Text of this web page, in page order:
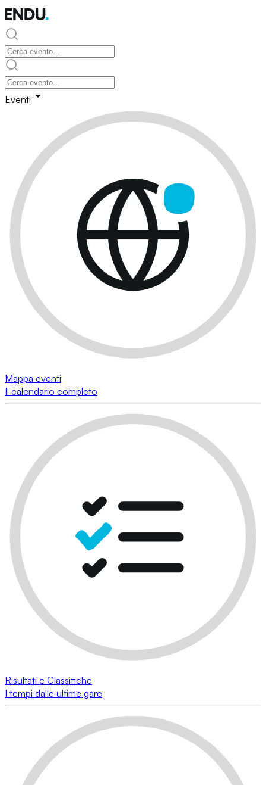
Eventi
Mappa eventi
Il calendario completo
Risultati e Classifiche
I tempi dalle ultime gare